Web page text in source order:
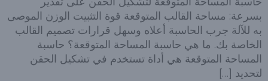
بسرعة: مساحة القالب المتوقعة قوة التثبيت الوزن الموصى
به للآلة جرب الحاسبة أعلاه وسهل قرارات تصميم القالب
الخاصة بك. ما هي حاسبة المساحة المتوقعة؟ حاسبة
المساحة المتوقعة هي أداة تستخدم في تشكيل الحقن
لتحديد […]